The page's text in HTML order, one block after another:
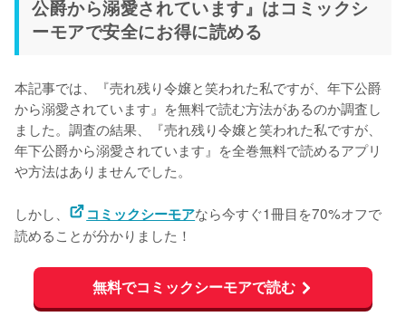
公爵から溺愛されています』はコミックシ
ーモアで安全にお得に読める
本記事では、『売れ残り令嬢と笑われた私ですが、年下公爵
から溺愛されています』を無料で読む方法があるのか調査し
ました。調査の結果、『売れ残り令嬢と笑われた私ですが、
年下公爵から溺愛されています』を全巻無料で読めるアプリ
や方法はありませんでした。
しかし、 コミックシーモアなら今すぐ1冊目を70%オフで
読めることが分かりました！
無料でコミックシーモアで読む